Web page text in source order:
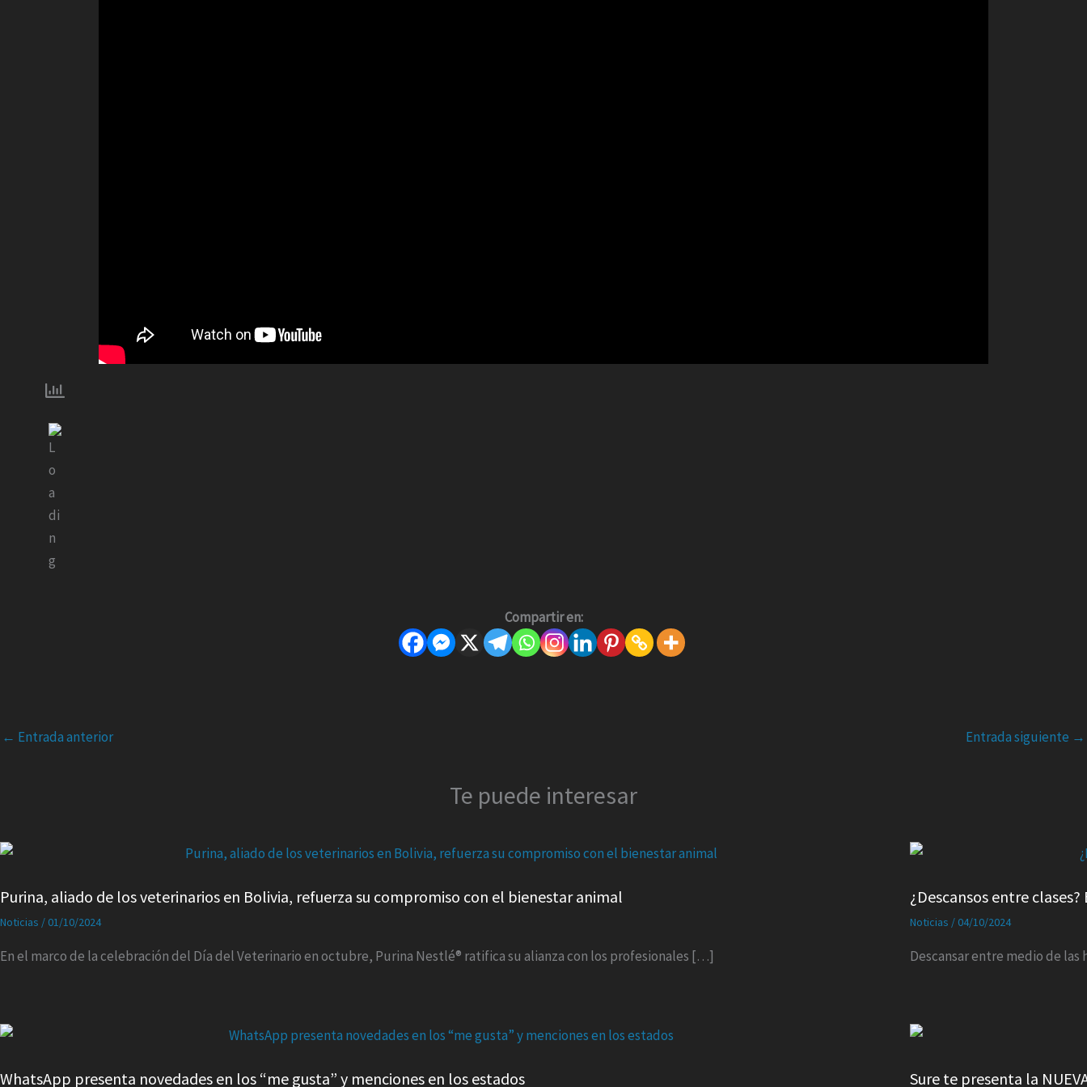
Compartir en:
← Entrada anterior Entrada siguiente →
Te puede interesar
Purina, aliado de los veterinarios en Bolivia, refuerza su compromiso con el bienestar animal
Noticias / 01/10/2024
En el marco de la celebración del Día del Veterinario en octubre, Purina Nestlé® ratifica su alianza con los profesionales […]
¿Descansos entre
Noticias / 04/10/2024
Descansar entre medio de
WhatsApp presenta novedades en los “me gusta” y menciones en los estados Sure te presenta la